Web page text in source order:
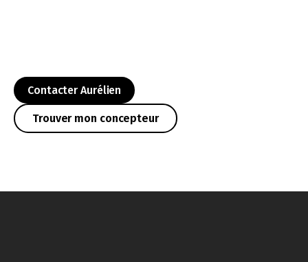
Contacter Aurélien
Trouver mon concepteur